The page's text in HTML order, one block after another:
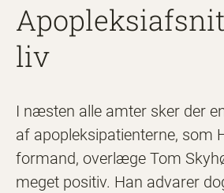
liv
I næsten alle amter sker der
af apopleksipatienterne, som
formand, overlæge Tom
meget positiv. Han advarer